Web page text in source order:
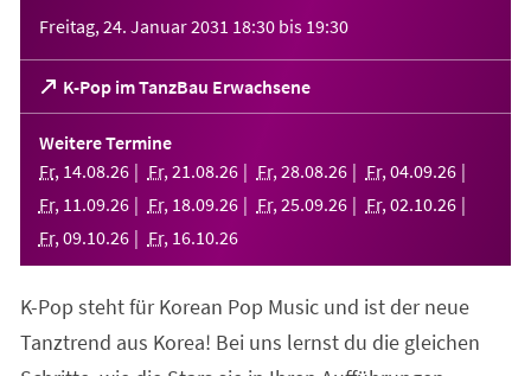
Freitag, 24. Januar 2031 18:30 bis 19:30
K-Pop im TanzBau Erwachsene
(Öffnet
in
einem
neuen
Tab)
Weitere Termine
Fr, 14.08.26 Fr, 21 .08.26 Fr, 28.08.26 Fr, 04.09.26
Fr, 11 .09.26 Fr, 18.09.26 Fr, 25.09.26 Fr, 02.10.26
Fr, 09.10.26 Fr, 16.10.26
K-Pop steht für Korean Pop Music und ist der neue
Tanztrend aus Korea! Bei uns lernst du die gleichen